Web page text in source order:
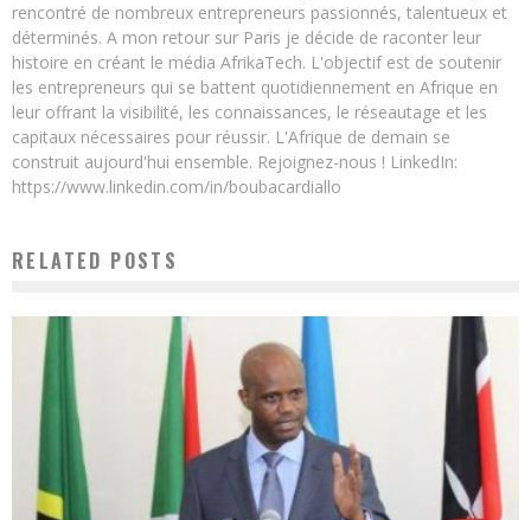
rencontré de nombreux entrepreneurs passionnés, talentueux et
déterminés. A mon retour sur Paris je décide de raconter leur
histoire en créant le média AfrikaTech. L'objectif est de soutenir
les entrepreneurs qui se battent quotidiennement en Afrique en
leur offrant la visibilité, les connaissances, le réseautage et les
capitaux nécessaires pour réussir. L'Afrique de demain se
construit aujourd'hui ensemble. Rejoignez-nous ! LinkedIn:
https://www.linkedin.com/in/boubacardiallo
RELATED POSTS